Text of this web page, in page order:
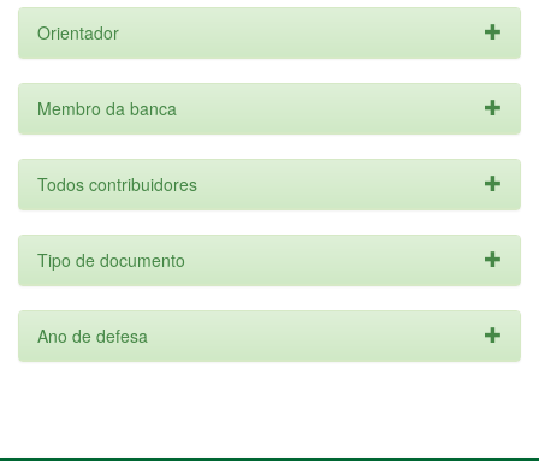
Orientador
Membro da banca
Todos contribuidores
Tipo de documento
Ano de defesa